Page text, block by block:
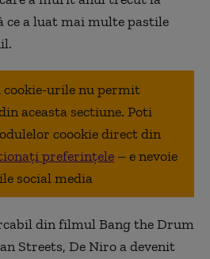
ce a luat mai multe pastile
urile nu permit
aceasta sectiune. Poti
coookie direct din
preferințele – e nevoie
social media
din filmul Bang the Drum
Streets, De Niro a devenit